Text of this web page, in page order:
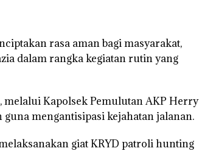
rasa aman bagi masyarakat,
dalam rangka kegiatan rutin yang
melalui Kapolsek Pemulutan AKP Herry
mengantisipasi kejahatan jalanan.
giat KRYD patroli hunting